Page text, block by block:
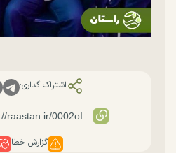
اشتراک گذاری:
گزارش خطا